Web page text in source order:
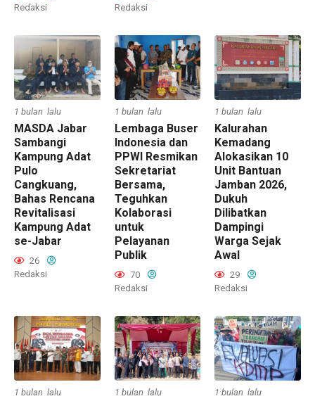
Redaksi
Redaksi
1 bulan lalu
MASDA Jabar
Sambangi
Kampung Adat
Pulo
Cangkuang,
Bahas Rencana
Revitalisasi
Kampung Adat
se-Jabar
26
Redaksi
1 bulan lalu
Lembaga Buser
Indonesia dan
PPWI Resmikan
Sekretariat
Bersama,
Teguhkan
Kolaborasi
untuk
Pelayanan
Publik
70
Redaksi
1 bulan lalu
Kalurahan
Kemadang
Alokasikan 10
Unit Bantuan
Jamban 2026,
Dukuh
Dilibatkan
Dampingi
Warga Sejak
Awal
29
Redaksi
1 bulan lalu 1 bulan lalu 1 bulan lalu